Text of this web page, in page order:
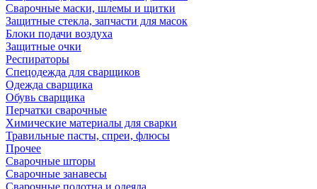
Сварочные маски, шлемы и щитки
Защитные стекла, запчасти для масок
Блоки подачи воздуха
Защитные очки
Респираторы
Спецодежда для сварщиков
Одежда сварщика
Обувь сварщика
Перчатки сварочные
Химические материалы для сварки
Травильные пасты, спреи, флюсы
Прочее
Сварочные шторы
Сварочные занавесы
Сварочные полотна и одеяла